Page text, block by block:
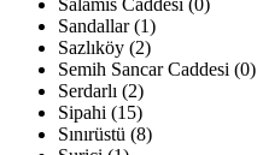
Salamis Caddesi (0)
Sandallar (1)
Sazlıköy (2)
Semih Sancar Caddesi (0)
Serdarlı (2)
Sipahi (15)
Sınırüstü (8)